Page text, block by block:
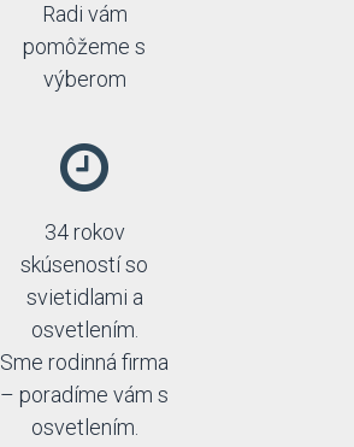
Radi vám
pomôžeme s
výberom
34 rokov
skúseností so
svietidlami a
osvetlením.
Sme rodinná firma
– poradíme vám s
osvetlením.